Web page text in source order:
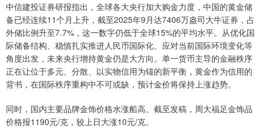
中信建投证券研报指出，全球各大央行加大购金力度，中国的黄金储
备已经连续11个月上升，截至2025年9月达7406万盎司大牛证券，占
外储比例升至7.7%，这一数字仍低于全球15%的平均水平。从优化国
际储备结构、稳慎扎实推进人民币国际化、应对当前国际环境变化等
角度出发，未来央行增持黄金仍是大方向。单一货币主导的金融秩序
正在让位于多元、分散、以实物信用为锚的新平衡，黄金作为信用的
背书，在国际秩序重构中不可或缺，预计金价将保持上涨趋势。
同时，国内主要品牌金饰价格水涨船高。截至发稿，周大福足金饰品
价格报1190元/克，较上日大涨10元/克。